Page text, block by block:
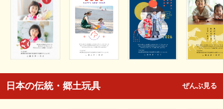
日本の伝統・郷土玩具 ぜんぶ見る